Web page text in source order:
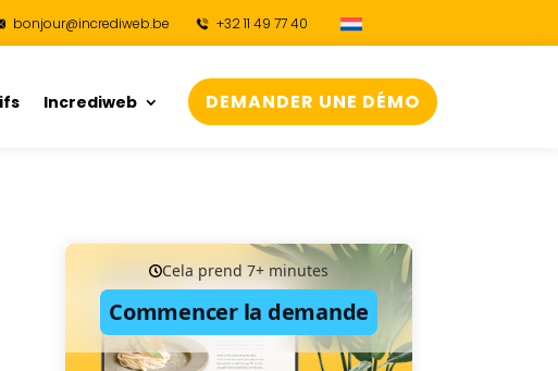
bonjour@incrediweb.be +32 11 49 77 40
Incrediweb DEMANDER UNE DÉMO